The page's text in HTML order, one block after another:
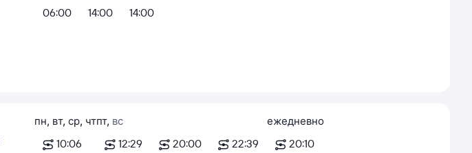
06:00
14:00
14:00
пн, вт, ср, чт
10:06
пт, вс
12:29
20:00 22:39
ежедневно
20:10